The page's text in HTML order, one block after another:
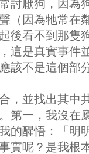
討厭狗，因為
（因為牠常在
後看不到那隻
這是真實事件
該不是這個部
，並找出其中
第一，我沒在
的醒悟：「明
實呢？是我根